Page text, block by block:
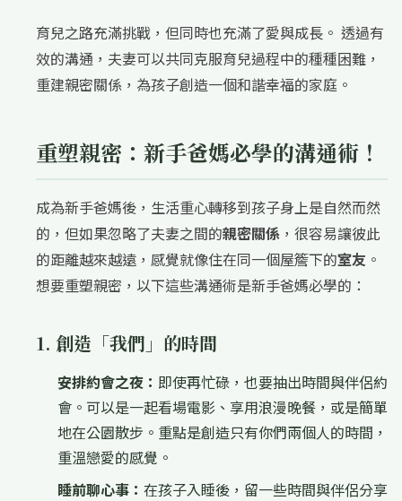
育兒之路充滿挑戰，但同時也充滿了愛與成長。 透過有
效的溝通，夫妻可以共同克服育兒過程中的種種困難，
重建親密關係，為孩子創造一個和諧幸福的家庭。
重塑親密：新手爸媽必學的溝通術！
成為新手爸媽後，生活重心轉移到孩子身上是自然而然
的，但如果忽略了夫妻之間的親密關係 ，很容易讓彼此
的距離越來越遠，感覺就像住在同一個屋簷下的室友 。
想要重塑親密，以下這些溝通術是新手爸媽必學的：
1. 創造「我們」的時間
安排約會之夜： 即使再忙碌，也要抽出時間與伴侶約
會。可以是一起看場電影、享用浪漫晚餐，或是簡單
地在公園散步。重點是創造只有你們兩個人的時間，
重溫戀愛的感覺。
睡前聊心事： 在孩子入睡後，留一些時間與伴侶分享